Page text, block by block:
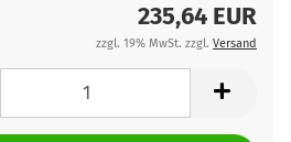
235,64 EUR
zzgl. 19% MwSt. zzgl. Versand